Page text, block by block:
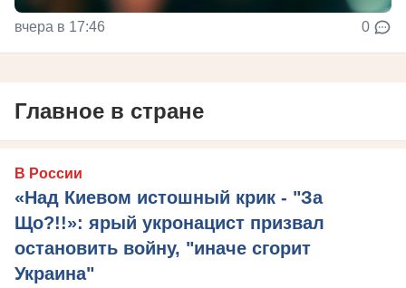
вчера в 17:46 0
Главное в стране
В России
«Над Киевом истошный крик - "За
Що?!!»: ярый укронацист призвал
остановить войну, "иначе сгорит
Украина"